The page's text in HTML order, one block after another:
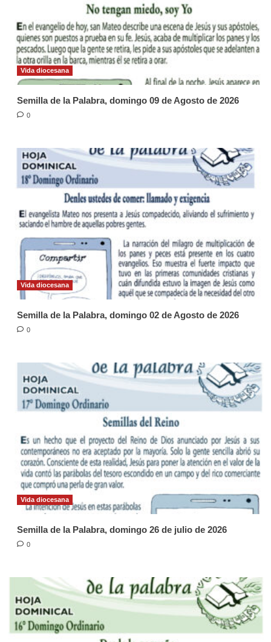
Vida diocesana
Semilla de la Palabra, domingo 09 de Agosto de 2026
0
Vida diocesana
Semilla de la Palabra, domingo 02 de Agosto de 2026
0
Vida diocesana
Semilla de la Palabra, domingo 26 de julio de 2026
0